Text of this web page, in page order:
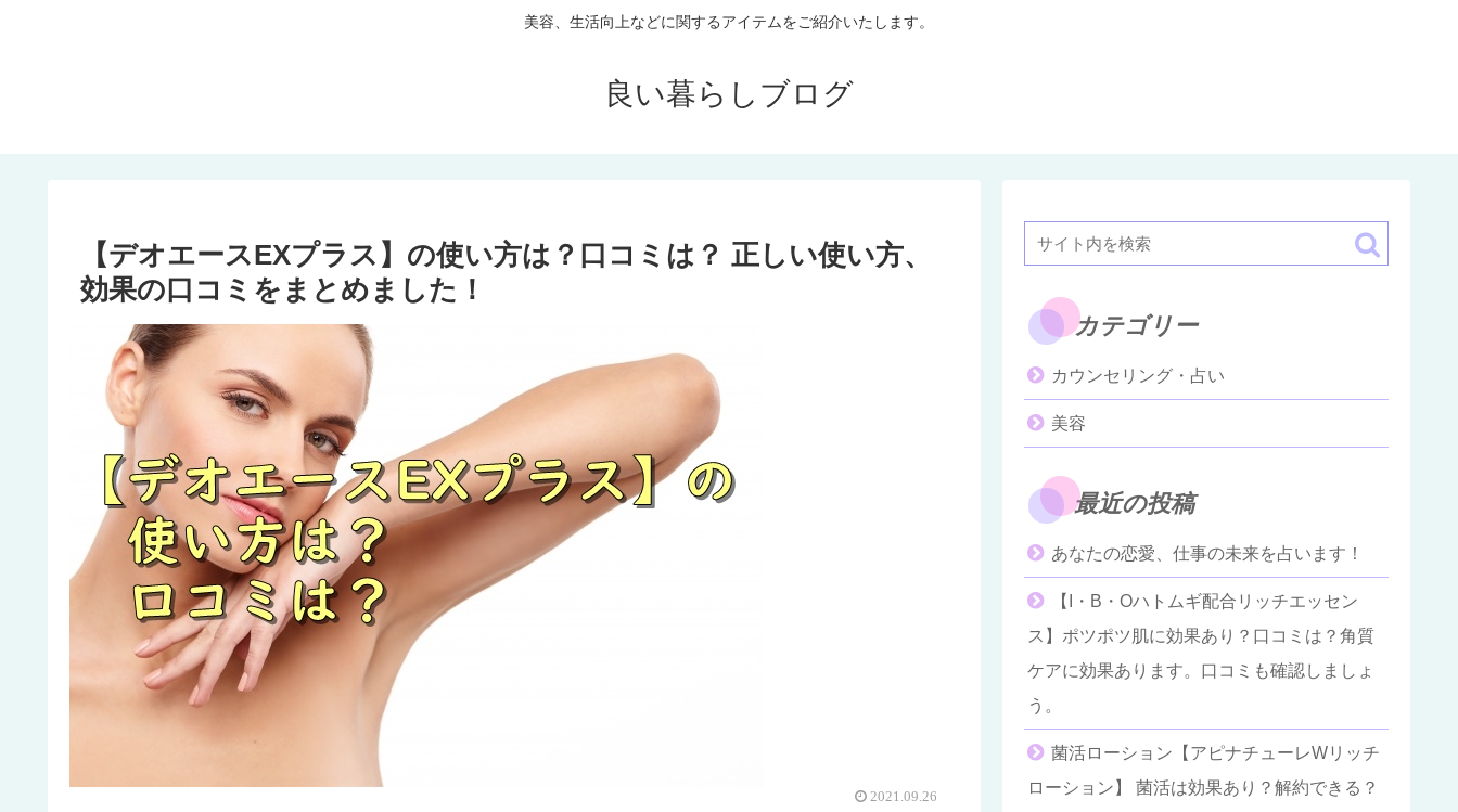
美容、生活向上などに関するアイテムをご紹介いたします。
良い暮らしブログ
【デオエースEXプラス】の使い方は？口コミは？ 正しい使い方、
効果の口コミをまとめました！
2021.09.26
カテゴリー
カウンセリング・占い
美容
最近の投稿
あなたの恋愛、仕事の未来を占います！
【I・B・Oハトムギ配合リッチエッセン
ス】ポツポツ肌に効果あり？口コミは？角質
ケアに効果あります。口コミも確認しましょ
う。
菌活ローション【アピナチューレWリッチ
ローション】 菌活は効果あり？解約できる？